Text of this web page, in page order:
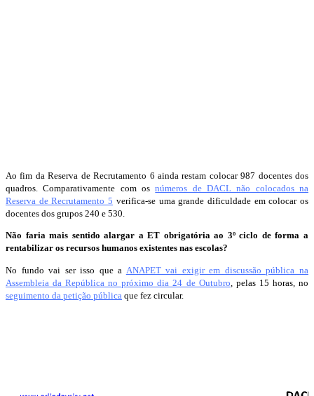
Ao fim da Reserva de Recrutamento 6 ainda restam colocar 987 docentes dos
quadros. Comparativamente com osnúmeros de DACL não colocados na
Reserva de Recrutamento 5 verifica-se uma grande dificuldade em colocar os
docentes dos grupos 240 e 530.
Não faria mais sentido alargar a ET obrigatória ao 3º ciclo de forma a
rentabilizar os recursos humanos existentes nas escolas?
No fundo vai ser isso que a ANAPET vai exigir em discussão pública na
Assembleia da República no próximo dia 24 de Outubro , pelas 15 horas, no
seguimento da petição pública que fez circular.